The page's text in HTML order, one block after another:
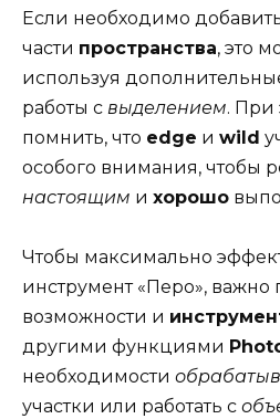
Если необходимо
части пространства, это
используя
работы с выделением. При
помнить, что edge и wild
особого внимания, чтобы
настоящим и хорошо
Чтобы максимально
инструмент «Перо», важно
возможности и
другими функциями
необходимости
участки или работать с